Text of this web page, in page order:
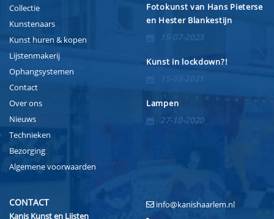
Collectie
Kunstenaars
Kunst huren & kopen
Lijstenmakerij
Ophangsystemen
Contact
Over ons
Nieuws
Technieken
Bezorging
Algemene voorwaarden
Fotokunst van Hans Pieterse
en Hester Blankestijn
15-07-2023
Kunst in lockdown?!
15-03-2021
Lampen
27-10-2020
CONTACT
Kanis Kunst en Lijsten
info@kanishaarlem.nl